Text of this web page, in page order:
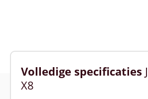
Volledige specificaties
X8